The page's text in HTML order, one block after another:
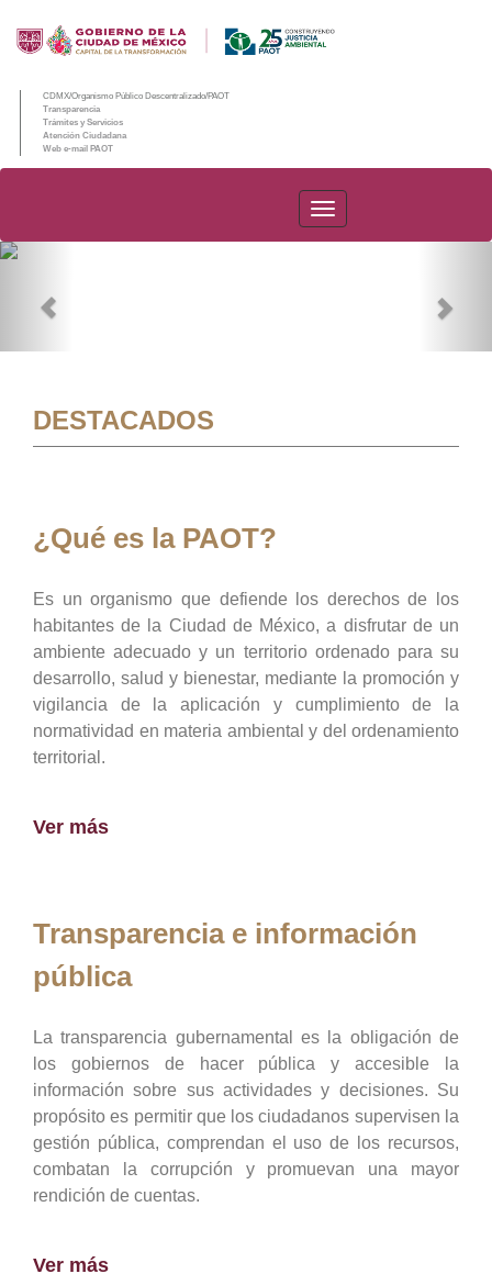
CDMX/Organismo Público Descentralizado/PAOT
Transparencia
Trámites y Servicios
Atención Ciudadana
Web e-mail PAOT
PAOT
DESTACADOS
¿Qué es la PAOT?
Es un organismo que defiende los derechos de los
habitantes de la Ciudad de México, a disfrutar de un
ambiente adecuado y un territorio ordenado para su
desarrollo, salud y bienestar, mediante la promoción y
vigilancia de la aplicación y cumplimiento de la
normatividad en materia ambiental y del ordenamiento
territorial.
Ver más
Transparencia e información
pública
La transparencia gubernamental es la obligación de
los gobiernos de hacer pública y accesible la
información sobre sus actividades y decisiones. Su
propósito es permitir que los ciudadanos supervisen la
gestión pública, comprendan el uso de los recursos,
combatan la corrupción y promuevan una mayor
rendición de cuentas.
Ver más